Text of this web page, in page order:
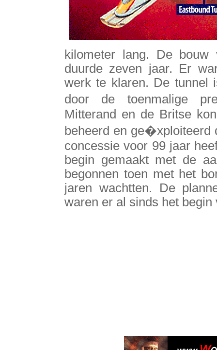
kilometer lang. De
duurde zeven jaar. Er
werk te klaren. De tunnel
door de toenmalige
Mitterand en de Britse
beheerd en ge�xploiteerd
concessie voor 99 jaar
begin gemaakt met de
begonnen toen met het
jaren wachtten. De
waren er al sinds het begin